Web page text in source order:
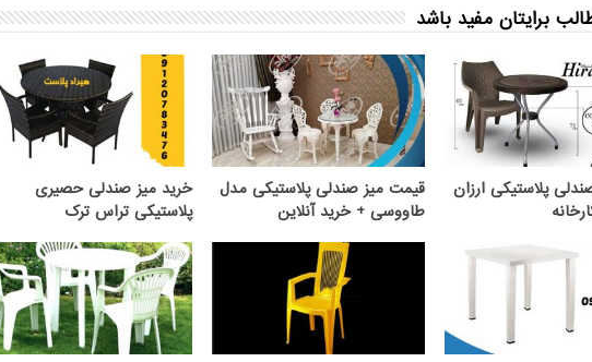
برایتان مفید باشد
پلاستیکی ارزان
قیمت میز صندلی پلاستیکی مدل
طاووسی + خرید آنلاین
خرید میز صندلی حصیری
پلاستیکی تراس ترک